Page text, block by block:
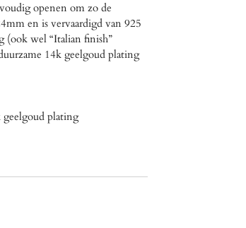
openen om zo de
en is vervaardigd van 925
(ook wel “Italian finish”
14k geelgoud plating
geelgoud plating